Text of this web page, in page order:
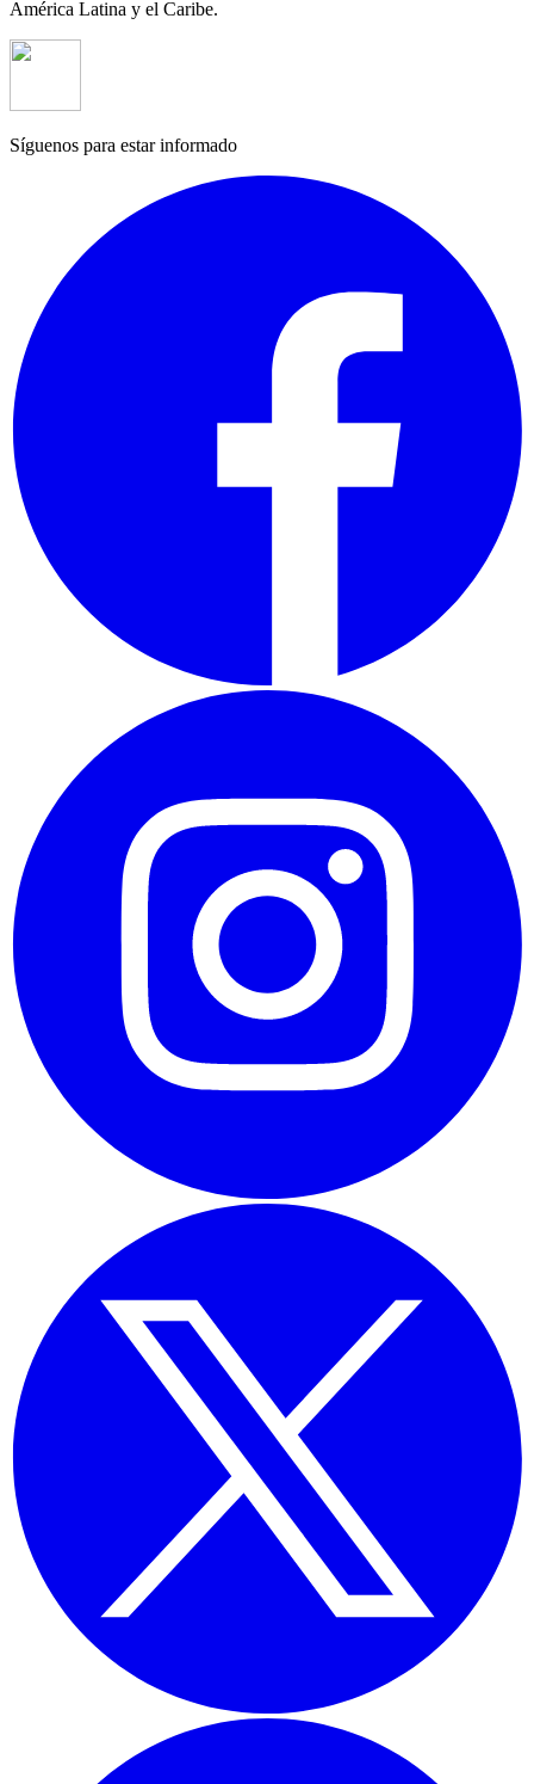
América Latina y el Caribe.
Síguenos para estar informado